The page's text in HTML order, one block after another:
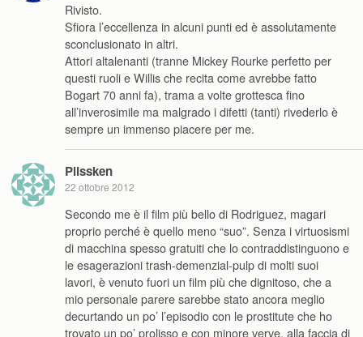
Rivisto.
Sfiora l’eccellenza in alcuni punti ed è assolutamente
sconclusionato in altri.
Attori altalenanti (tranne Mickey Rourke perfetto per
questi ruoli e Willis che recita come avrebbe fatto
Bogart 70 anni fa), trama a volte grottesca fino
all’inverosimile ma malgrado i difetti (tanti) rivederlo è
sempre un immenso piacere per me.
Plissken
22 ottobre 2012
Secondo me è il film più bello di Rodriguez, magari
proprio perché è quello meno “suo”. Senza i virtuosismi
di macchina spesso gratuiti che lo contraddistinguono e
le esagerazioni trash-demenzial-pulp di molti suoi
lavori, è venuto fuori un film più che dignitoso, che a
mio personale parere sarebbe stato ancora meglio
decurtando un po’ l’episodio con le prostitute che ho
trovato un po’ prolisso e con minore verve, alla faccia di